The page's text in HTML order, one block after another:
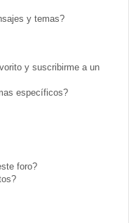
y temas?
y suscribirme a un
específicos?
foro?